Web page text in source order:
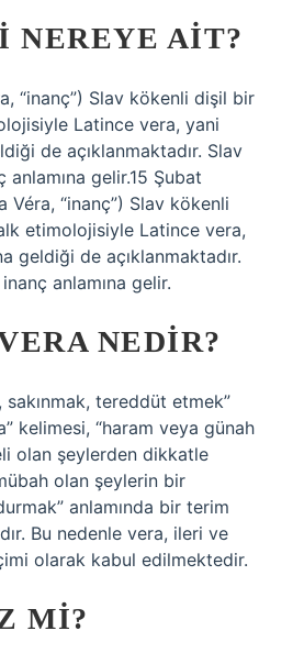
NEREYE AIT?
“inanç”) Slav kökenli dişil bir
Latince vera, yani
de açıklanmaktadır. Slav
gelir.15 Şubat
Véra, “inanç”) Slav kökenli
etimolojisiyle Latince vera,
geldiği de açıklanmaktadır.
anlamına gelir.
NEDIR?
sakınmak, tereddüt etmek”
kelimesi, “haram veya günah
olan şeylerden dikkatle
olan şeylerin bir
anlamında bir terim
Bu nedenle vera, ileri ve
olarak kabul edilmektedir.
MI?